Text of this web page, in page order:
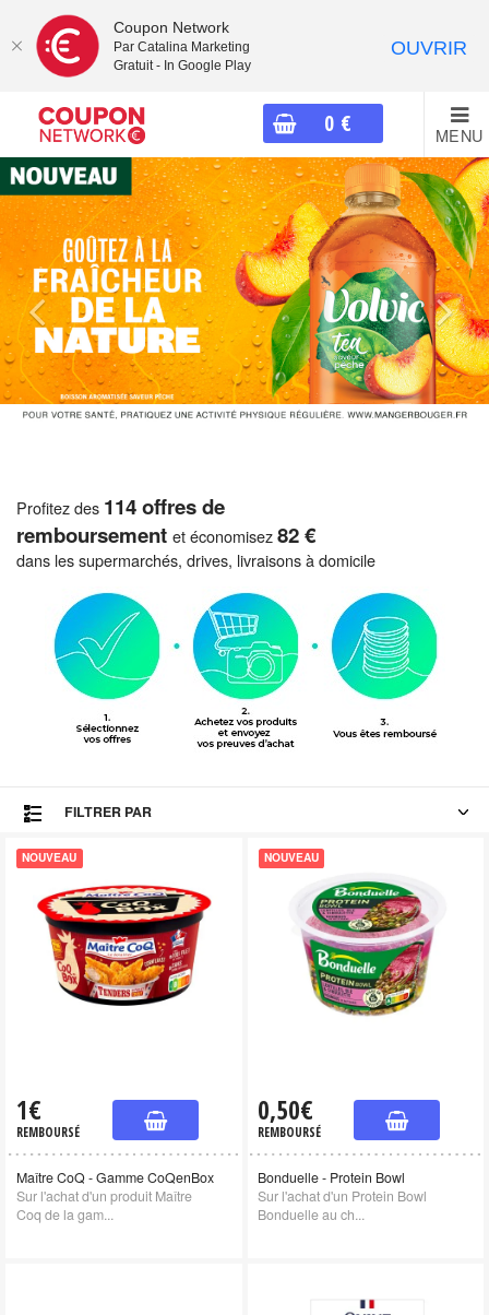
0 € MENU
Profitez des 114 offres de
remboursement et économisez82 €
dans les supermarchés, drives, livraisons à domicile
FILTRER PAR
NOUVEAU
1€
REMBOURSÉ
Maître CoQ - Gamme CoQenBox
Sur l'achat d'un produit Maître
Coq de la gam...
NOUVEAU
0,50€
REMBOURSÉ
Bonduelle - Protein Bowl
Sur l'achat d'un Protein Bowl
Bonduelle au ch...
Coupon Network
Par Catalina Marketing
Gratuit - In Google Play
OUVRIR